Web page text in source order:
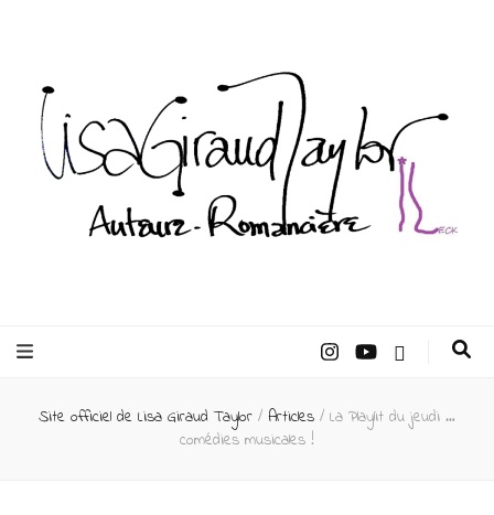
Taylor –
Auteur
Site officiel de Lisa Giraud Taylor / Articles / La Playlit du jeudi …
comédies musicales !